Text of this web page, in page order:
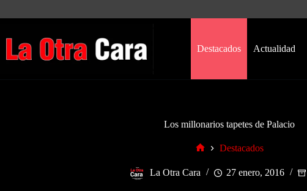
Destacados Actualidad
Los millonarios tapetes de Palacio
Destacados
La Otra Cara 27 enero, 2016